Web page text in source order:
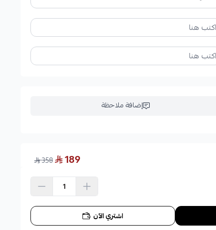
إضافة ملاحظة
189
358
اشتري الآن